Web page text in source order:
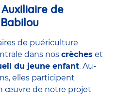
Auxiliaire de
de puériculture
dans nos crèches et
du jeune enfant. Au-
elles participent
œuvre de notre projet